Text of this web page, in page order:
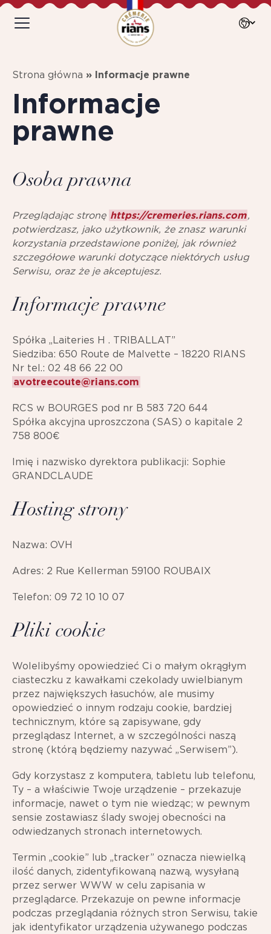
Strona główna » Informacje prawne
Informacje
prawne
Osoba prawna
Przeglądając stronę https://cremeries.rians.com,
potwierdzasz, jako użytkownik, że znasz warunki
korzystania przedstawione poniżej, jak również
szczegółowe warunki dotyczące niektórych usług
Serwisu, oraz że je akceptujesz.
Informacje prawne
Spółka „Laiteries H . TRIBALLAT”
Siedziba: 650 Route de Malvette – 18220 RIANS
Nr tel.: 02 48 66 22 00
avotreecoute@rians.com
RCS w BOURGES pod nr B 583 720 644
Spółka akcyjna uproszczona (SAS) o kapitale 2
758 800€
Imię i nazwisko dyrektora publikacji: Sophie
GRANDCLAUDE
Hosting strony
Nazwa: OVH
Adres: 2 Rue Kellerman 59100 ROUBAIX
Telefon: 09 72 10 10 07
Pliki cookie
Wolelibyśmy opowiedzieć Ci o małym okrągłym
ciasteczku z kawałkami czekolady uwielbianym
przez największych łasuchów, ale musimy
opowiedzieć o innym rodzaju cookie, bardziej
technicznym, które są zapisywane, gdy
przeglądasz Internet, a w szczególności naszą
stronę (którą będziemy nazywać „Serwisem”).
Gdy korzystasz z komputera, tabletu lub telefonu,
Ty – a właściwie Twoje urządzenie – przekazuje
informacje, nawet o tym nie wiedząc; w pewnym
sensie zostawiasz ślady swojej obecności na
odwiedzanych stronach internetowych.
Termin „cookie” lub „tracker” oznacza niewielką
ilość danych, zidentyfikowaną nazwą, wysyłaną
przez serwer WWW w celu zapisania w
przeglądarce. Przekazuje on pewne informacje
podczas przeglądania różnych stron Serwisu, takie
jak identyfikator urządzenia używanego podczas